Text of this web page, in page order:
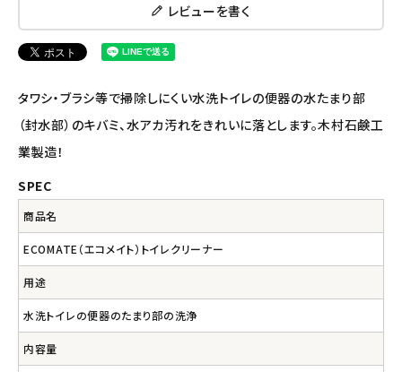
ナチュラプラス
アルモニベルツ
ご利用ガイド等
アカウント情報
ようこそ ゲスト 様
meeting_room ログイン person 会員登録
レビューを書く
タワシ・ブラシ等で掃除しにくい水洗トイレの便器の水たまり部
（封水部）のキバミ、水アカ汚れをきれいに落とします。木村石鹸工
業製造！
SPEC
商品名
ECOMATE（エコメイト）トイレクリーナー
用途
水洗トイレの便器のたまり部の洗浄
内容量